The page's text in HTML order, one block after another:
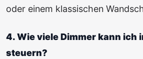
oder einem klassischen
4. Wie viele Dimmer kann ich
steuern?